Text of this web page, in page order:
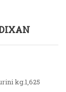
kg.1,625